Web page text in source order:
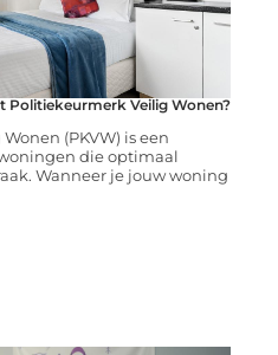
Politiekeurmerk Veilig Wonen?
(PKVW) is een
die optimaal
Wanneer je jouw woning